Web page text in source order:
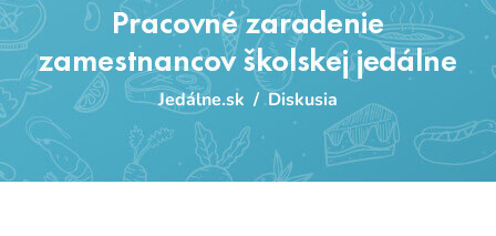
Pracovné zaradenie
zamestnancov školskej jedálne
Jedálne.sk / Diskusia